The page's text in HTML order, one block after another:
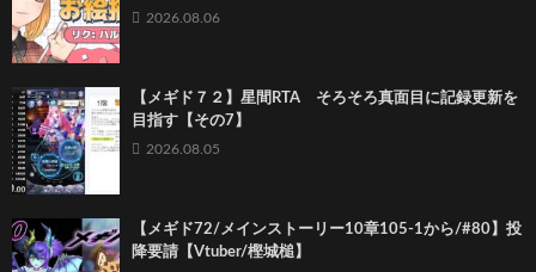
2026.08.06
【メギド７２】星間RTA そろそろ真面目に記録更新を
目指す【その7】
2026.08.05
【メギド72/メインストーリー10章105-1から/#80】投
降要請【Vtuber/樫城槌】